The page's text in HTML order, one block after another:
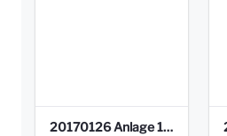
20170126 Anlage 1_Kinderbeteiligung_Olga_Areal_Auswertung.pdf